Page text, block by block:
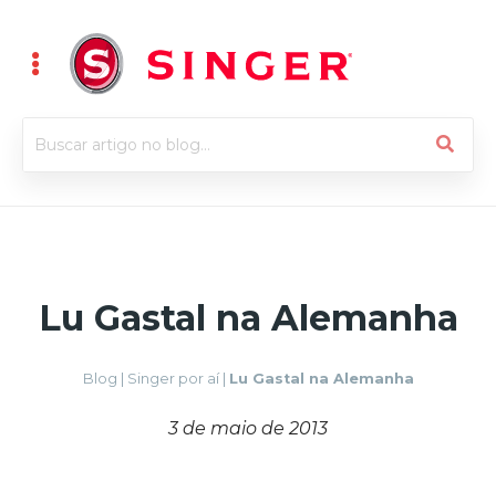
Lu Gastal na Alemanha
Blog Singer por aí| Lu Gastal na Alemanha
3 de maio de 2013